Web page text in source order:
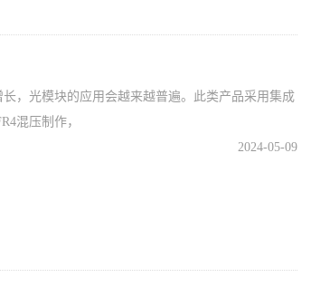
，光模块的应用会越来越普遍。此类产品采用集成
混压制作，
2024-05-09